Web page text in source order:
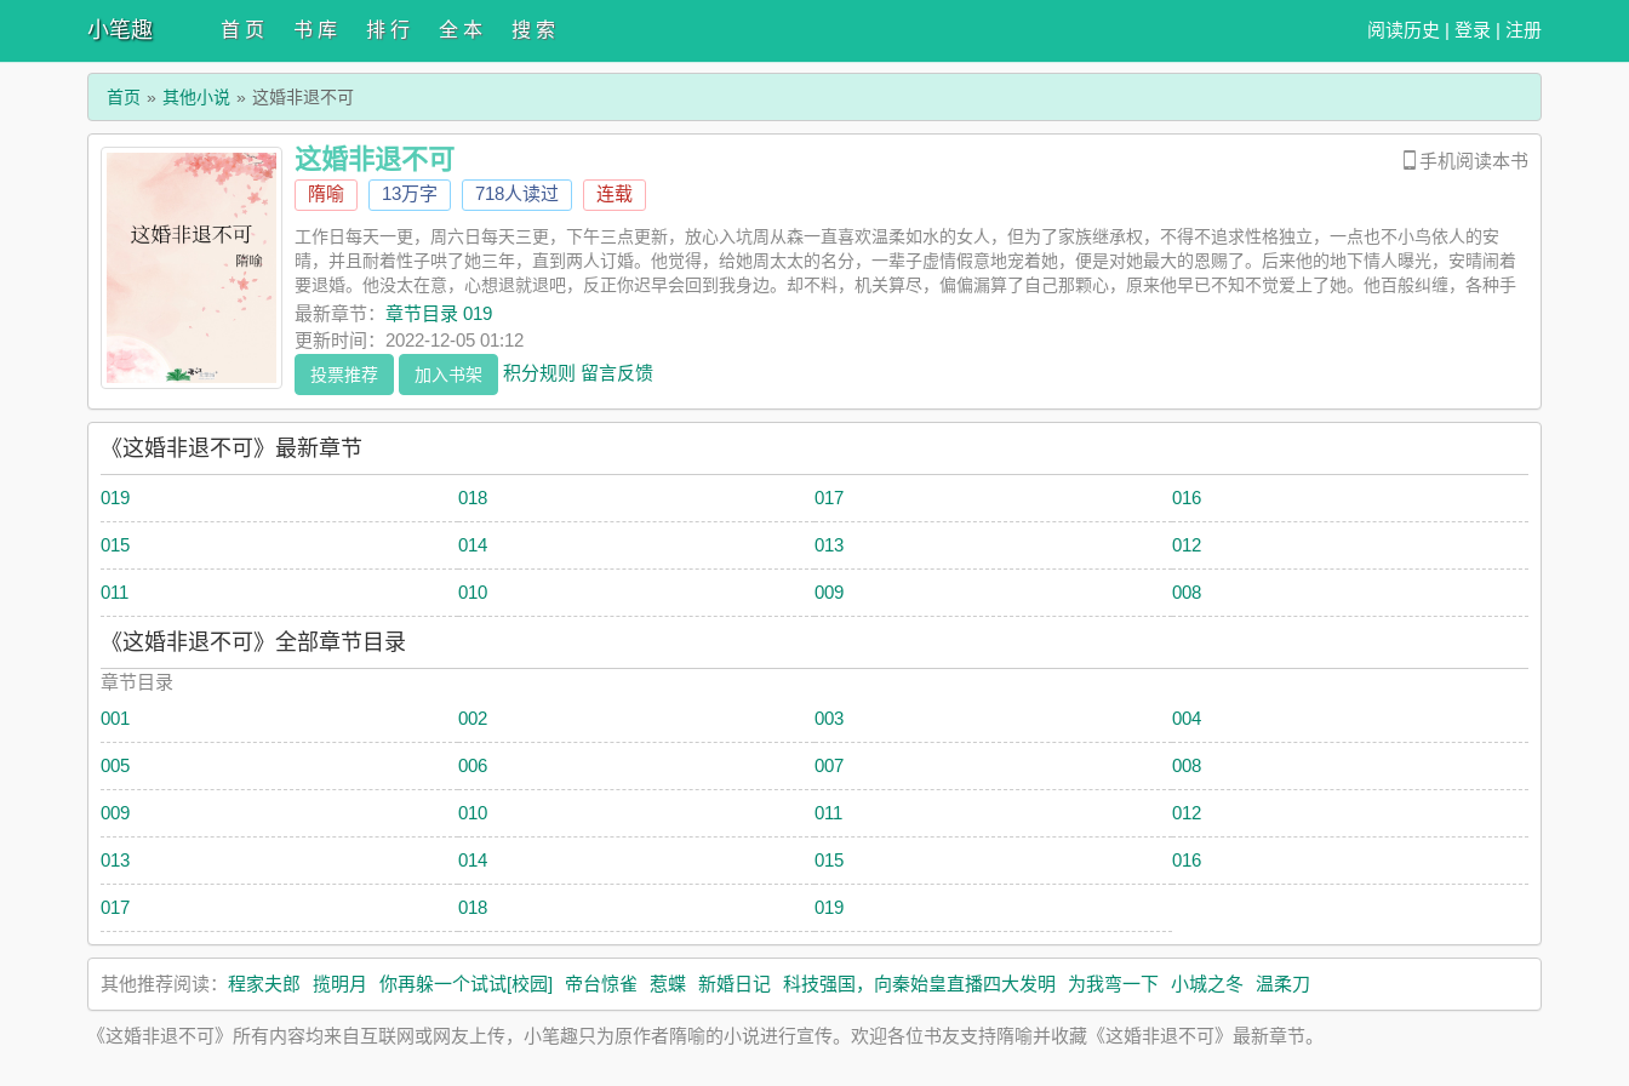
小笔趣 阅读历史 | 登录 | 注册
首 页 书 库 排 行 全 本 搜 索
首页 其他小说 这婚非退不可
手机阅读本书
这婚非退不可
隋喻 13万字 718人读过 连载
工作日每天一更，周六日每天三更，下午三点更新，放心入坑周从森一直喜欢温柔如水的女人，但为了家族继承权，不得不追求性格独立，一点也不小鸟依人的安
晴，并且耐着性子哄了她三年，直到两人订婚。他觉得，给她周太太的名分，一辈子虚情假意地宠着她，便是对她最大的恩赐了。后来他的地下情人曝光，安晴闹着
要退婚。他没太在意，心想退就退吧，反正你迟早会回到我身边。却不料，机关算尽，偏偏漏算了自己那颗心，原来他早已不知不觉爱上了她。他百般纠缠，各种手
段齐齐上阵，最后迎来的却是安晴狠心的两巴掌。他这才惊慌地发现，这个女人好像再也追不回来了。安晴在童话中活了三年，曾一度以为，哪怕全世界的男人都是
大猪蹄子，她的那个也是出淤泥而不染的白莲花。后来发现，这个男人是真·白莲花。多说无益，及时止损吧。完结火葬场文《那就离婚吧》，点击专栏可以宰杀下一
本写《不如就分手》，文案如下，点击专栏可以收藏下半生陪住你怀疑快乐也不多没有心别再拖好心一早放开我从头努力也坎坷通通不要好过。——黄伟文《好心分
手》新婚之夜，季清漪枯坐半夜才等到酗酒的丈夫归来。她上前伺候，傅惟寻却用淬着毒的眼神看她，质问：为什么那天死的不是你，而是你妹妹？她抓着他的手，
惶惑地说：我就是妹妹啊，你怎么不认得我了？傅惟寻一把甩开她：季清莹，你这个不要脸的冒牌货！他扔掉她喜欢的衣服，拔掉她精心培植的花草，强迫她改变所
着男人映在窗户上的挺拔身影，低头笑了下，在心里对他说：傅惟寻，你永远都不会知道，你爱的那个人其实还活着。她再也不会爱你了，活该。
最新章节： 章节目录 019
更新时间：2022-12-05 01:12
投票推荐 加入书架 积分规则 留言反馈
《这婚非退不可》最新章节
019 018 017 016
015 014 013 012
011 010 009 008
《这婚非退不可》全部章节目录
章节目录
001
002 003 004
005 006 007 008
009 010 011 012
013 014 015 016
017 018 019
其他推荐阅读： 程家夫郎 揽明月 你再躲一个试试[校园] 帝台惊雀 惹蝶 新婚日记 科技强国，向秦始皇直播四大发明 为我弯一下 小城之冬 温柔刀
《这婚非退不可》所有内容均来自互联网或网友上传，小笔趣只为原作者隋喻的小说进行宣传。欢迎各位书友支持隋喻并收藏《这婚非退不可》最新章节。